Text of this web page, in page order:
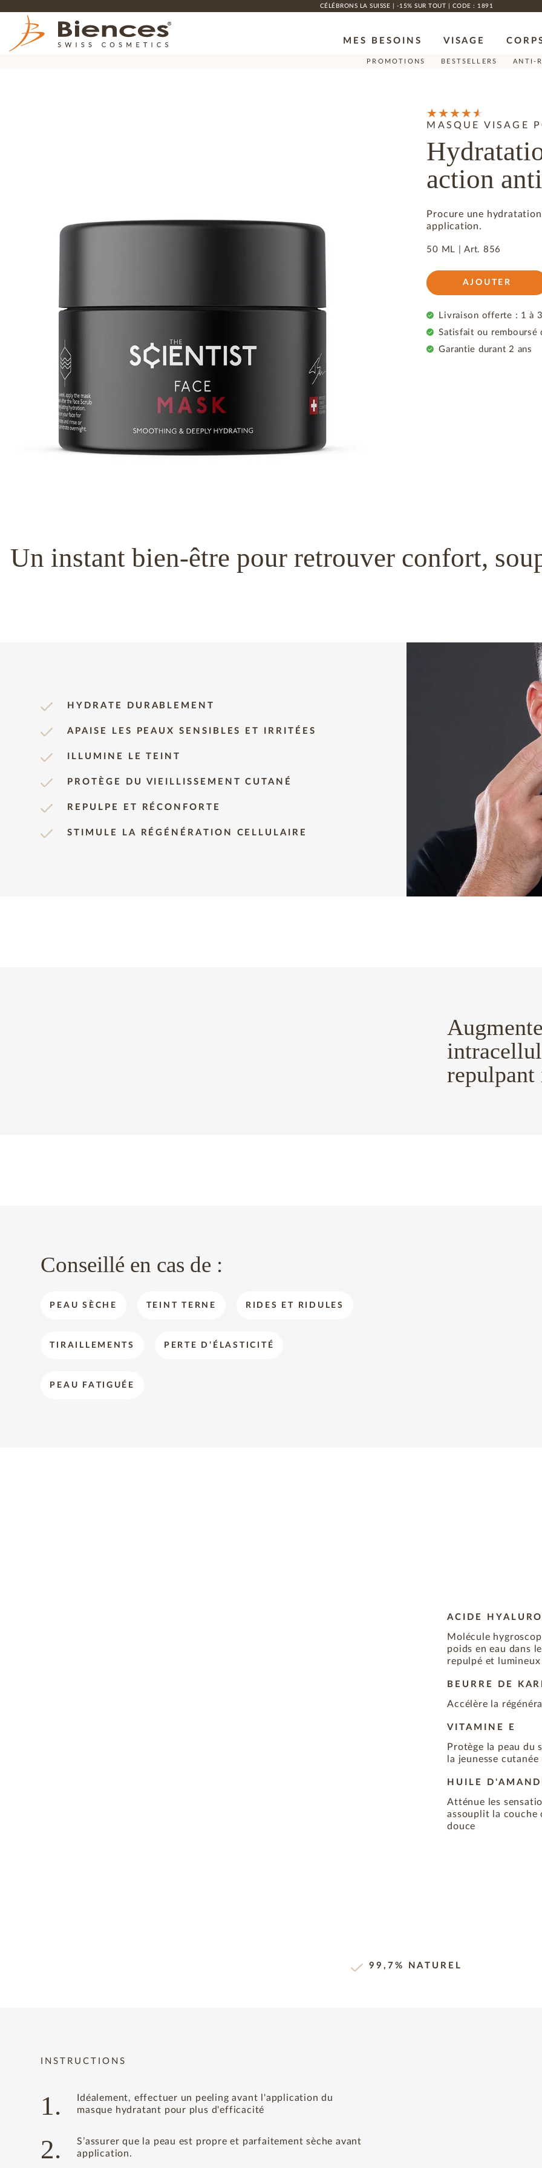
CÉLÉBRONS LA SUISSE | -15% SUR TOUT | CODE : 1891
MES BESOINS VISAGE
PROMOTIONS BESTSELLERS ANTI-
MASQUE VISAGE
action
Procure une
application.
50 ML |Art. 856
AJOUTER
Livraison offerte : 1 à
Satisfait ou remboursé
Garantie durant 2 ans
Un instant bien-être pour retrouver confort,
HYDRATE DURABLEMENT
APAISE LES PEAUX SENSIBLES ET IRRITÉES
ILLUMINE LE TEINT
PROTÈGE DU VIEILLISSEMENT CUTANÉ
REPULPE ET RÉCONFORTE
STIMULE LA RÉGÉNÉRATION CELLULAIRE
Conseillé en cas de :
PEAU SÈCHE TEINT TERNE RIDES ET RIDULES
TIRAILLEMENTS PERTE D’ÉLASTICITÉ
PEAU FATIGUÉE
ACIDE
Molécule
poids en eau dans
repulpé et lumineux
BEURRE DE
Accélère la
VITAMINE E
Protège la peau du
la jeunesse cutanée
HUILE
Atténue les
assouplit la couche
douce
99,7% NATUREL
INSTRUCTIONS
1.
Idéalement, effectuer un peeling avant l'application du
masque hydratant pour plus d'efficacité
2.
S’assurer que la peau est propre et parfaitement sèche avant
application.